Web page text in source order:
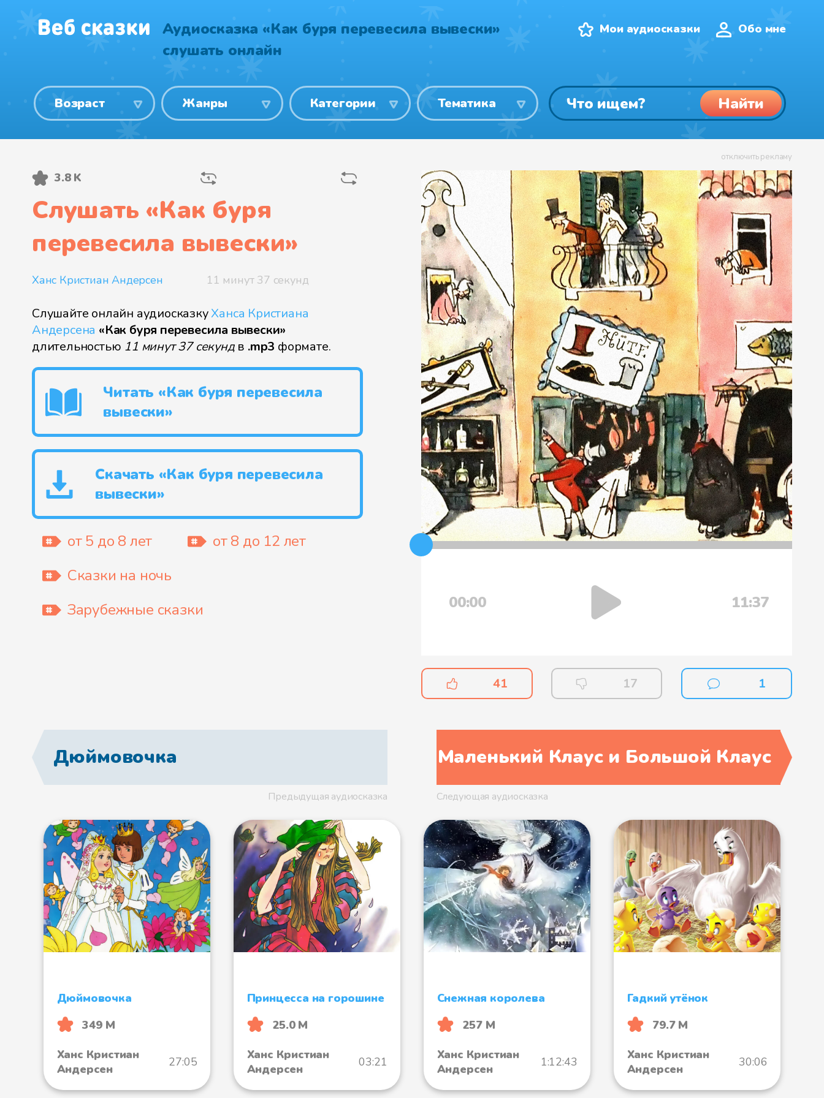
Аудиосказка «Как буря перевесила вывески»
слушать онлайн
Мои аудиосказки Обо мне
Возраст Жанры Категории Тематика Найти
отключить рекламу
00:00 11:37
41 17 1
3.8 K
Слушать «Как буря
перевесила вывески»
Ханс Кристиан Андерсен 11 минут 37 секунд
Слушайте онлайн аудиосказкуХанса Кристиана
Андерсена «Как буря перевесила вывески»
длительностью 11 минут 37 секундв .mp3 формате.
Читать «Как буря перевесила
вывески»
Скачать «Как буря перевесила
вывески»
от 5 до 8 лет
от 8 до 12 лет
Сказки на ночь
Зарубежные сказки
Маленький Клаус и Большой Клаус
Следующая аудиосказка
Дюймовочка
Предыдущая аудиосказка
Дюймовочка
349 М
Ханс Кристиан
Андерсен
27:05
Принцесса на горошине
25.0 М
Ханс Кристиан
Андерсен
03:21
Снежная королева
257 М
Ханс Кристиан
Андерсен
1:12:43
Гадкий утёнок
79.7 М
Ханс Кристиан
Андерсен
30:06